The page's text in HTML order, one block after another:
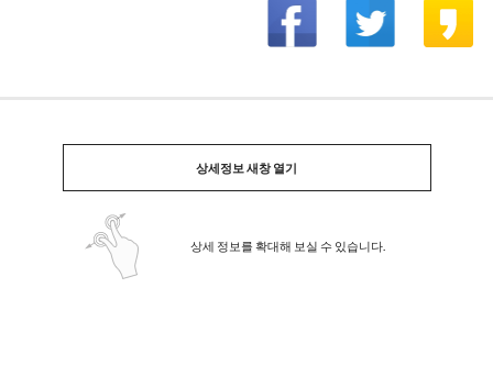
상세정보 새창 열기
상세 정보를 확대해 보실 수 있습니다.